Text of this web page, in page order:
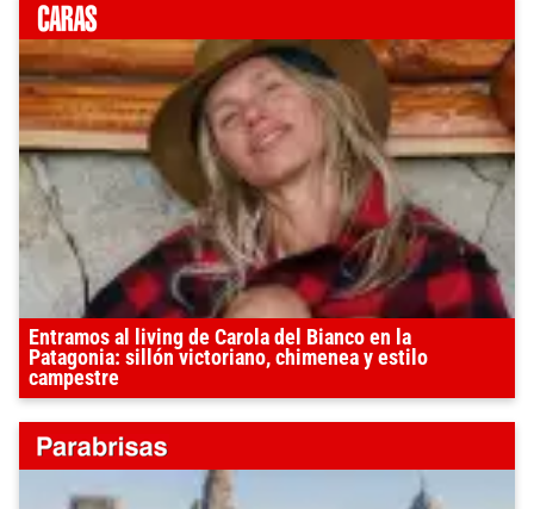
Entramos al living de Carola del Bianco en la
Patagonia: sillón victoriano, chimenea y estilo
campestre